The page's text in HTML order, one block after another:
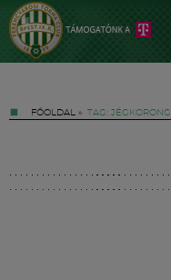
FŐOLDAL » TAG: JÉGKORONG